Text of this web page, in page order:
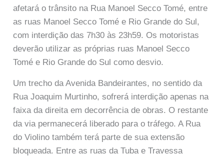
afetará o trânsito na Rua Manoel Secco Tomé, entre
as ruas Manoel Secco Tomé e Rio Grande do Sul,
com interdição das 7h30 às 23h59. Os motoristas
deverão utilizar as próprias ruas Manoel Secco
Tomé e Rio Grande do Sul como desvio.
Um trecho da Avenida Bandeirantes, no sentido da
Rua Joaquim Murtinho, sofrerá interdição apenas na
faixa da direita em decorrência de obras. O restante
da via permanecerá liberado para o tráfego. A Rua
do Violino também terá parte de sua extensão
bloqueada. Entre as ruas da Tuba e Travessa